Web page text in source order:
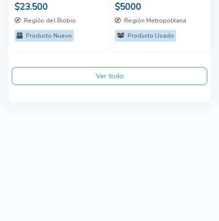
$23.500
Región del Biobio
Producto Nuevo
$5000
Región Metropolitana
Producto Usado
Ver todo